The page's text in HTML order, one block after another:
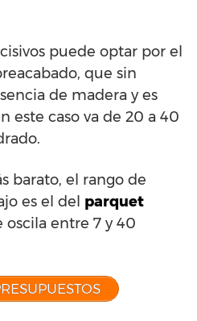
puede optar por el
que sin
de madera y es
este caso va de 20 a 40
barato, el rango de
es el del parquet
oscila entre 7 y 40